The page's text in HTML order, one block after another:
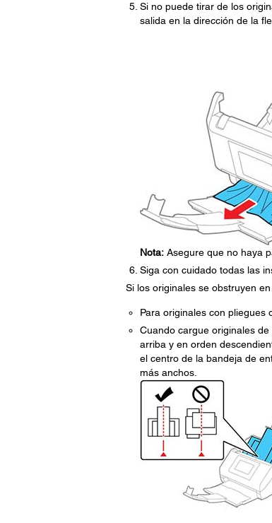
Si no puede tirar de los
salida en la dirección de la
Nota:Asegure que no haya
Siga con cuidado todas las
Si los originales se obstruyen
Para originales con pliegues
Cuando cargue originales
arriba y en orden
el centro de la bandeja de
más anchos.